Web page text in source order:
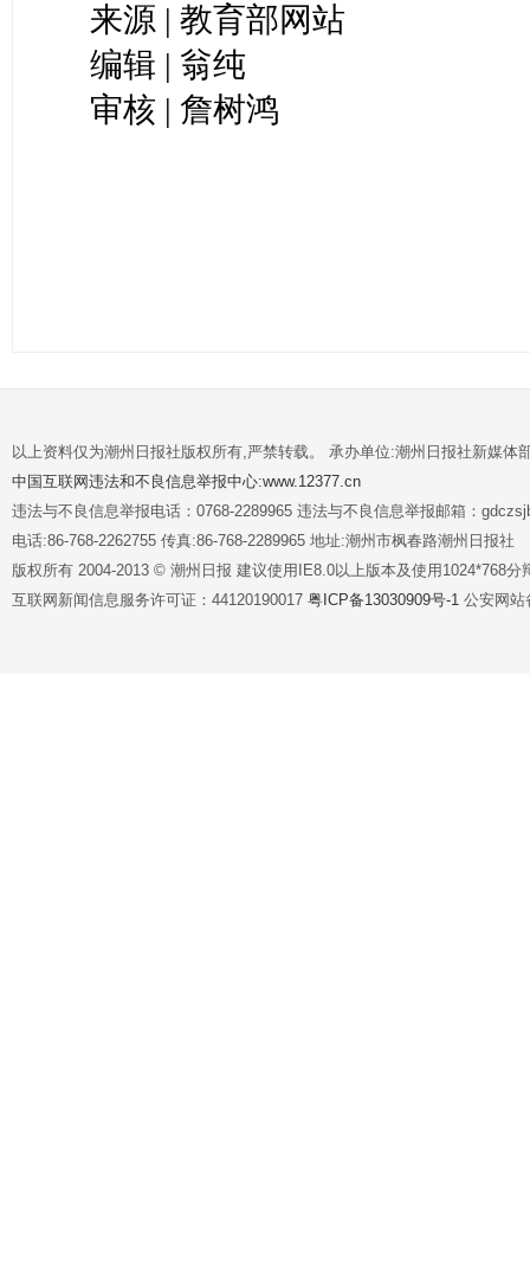
来源 | 教育部网站
编辑 | 翁纯
审核 | 詹树鸿
以上资料仅为潮州日报社版权所有,严禁转载。 承办单位:潮州日报社新媒体
中国互联网违法和不良信息举报中心:www.12377.cn
违法与不良信息举报电话：0768-2289965 违法与不良信息举报邮箱：
电话:86-768-2262755 传真:86-768-2289965 地址:潮州市枫春路潮州日报社
版权所有 2004-2013 © 潮州日报 建议使用IE8.0以上版本及使用1024*768分
互联网新闻信息服务许可证：44120190017 粤ICP备13030909号-1 公安网站